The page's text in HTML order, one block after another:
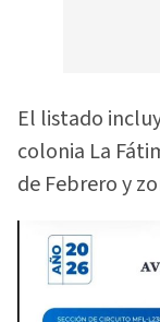
El listado
colonia La
de Febrero y